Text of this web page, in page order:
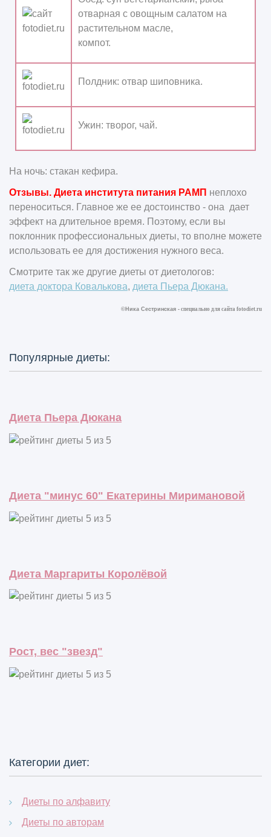
отварная с овощным салатом на
растительном масле,
компот.
Полдник: отвар шиповника.
Ужин: творог, чай.
На ночь: стакан кефира.
Отзывы. Диета института питания РАМП неплохо
переноситься. Главное же ее достоинство - она дает
эффект на длительное время. Поэтому, если вы
поклонник профессиональных диеты, то вполне можете
использовать ее для достижения нужного веса.
Смотрите так же другие диеты от диетологов:
диета доктора Ковалькова, диета Пьера Дюкана.
©Ника Сестринская - специально для сайта fotodiet.ru
Популярные диеты:
Диета Пьера Дюкана
Диета "минус 60" Екатерины Миримановой
Диета Маргариты Королёвой
Рост, вес "звезд"
Категории диет:
Диеты по алфавиту
Диеты по авторам